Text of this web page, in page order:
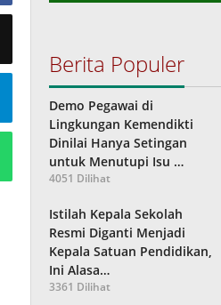
Berita Populer
Demo Pegawai di
Lingkungan Kemendikti
Dinilai Hanya Setingan
untuk Menutupi Isu …
4051 Dilihat
Istilah Kepala Sekolah
Resmi Diganti Menjadi
Kepala Satuan Pendidikan,
Ini Alasa…
3361 Dilihat